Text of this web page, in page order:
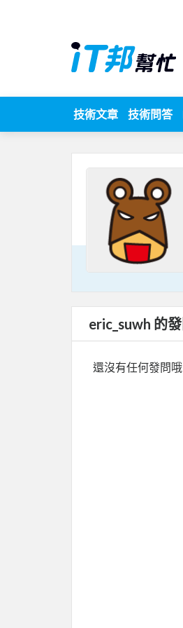
技術文章 技術問答
eric_suwh 的
還沒有任何發問哦